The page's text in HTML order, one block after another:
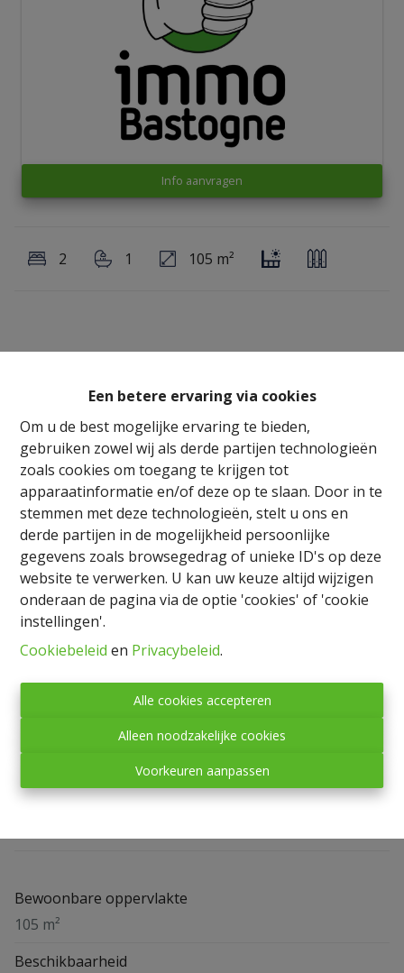
Een betere ervaring via cookies
Om u de best mogelijke ervaring te bieden,
gebruiken zowel wij als derde partijen technologieën
zoals cookies om toegang te krijgen tot
apparaatinformatie en/of deze op te slaan. Door in te
stemmen met deze technologieën, stelt u ons en
derde partijen in de mogelijkheid persoonlijke
gegevens zoals browsegedrag of unieke ID's op deze
website te verwerken. U kan uw keuze altijd wijzigen
onderaan de pagina via de optie 'cookies' of 'cookie
instellingen'.
Cookiebeleid en Privacybeleid.
Alle cookies accepteren
Alleen noodzakelijke cookies
Voorkeuren aanpassen
Info aanvragen
2 1 105 m²
Algemeen
Adres
Chaussée d'Arlon 87, 6600 Bastogne
Aantal verdiepingen
3
Aantal slaapkamers
Aantal badkamers
Aantal toiletten
Bewoonbare oppervlakte
105 m²
Beschikbaarheid